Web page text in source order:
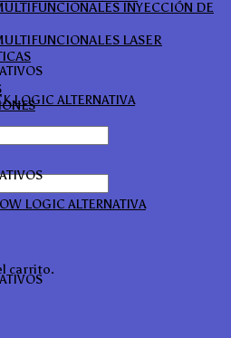
INYECCIÓN DE
LASER
carrito.
LOGIC ALTERNATIVA
LOGIC ALTERNATIVA